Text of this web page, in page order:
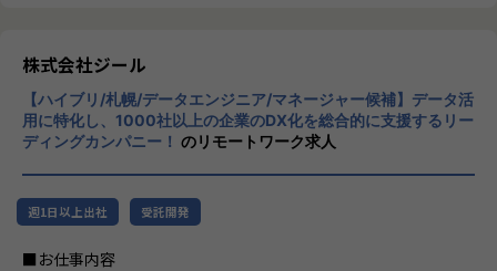
◎募集背景
現在案件数も増加傾向にあり、チームメンバーの増員へ向け
て一緒に働く仲間を募集しております。
特にゼロトラストセキュリティに特化した事業に取り組んで
豊富なため、ゼロトラストセキュリティ案件のPM/PL経験も
養う事が可能です。
常に最新の情報をキャッチアップし、学習意欲が高く、積極
ズに応えるため、私たちは「プロフェッショ
ナルサービスの大衆化」をミッションとして
掲げております。高い専門性を持った技術
力、深い経験から得られた多様性のある高度
な分析力をハイクオリティ＆ローコストで提
供することで、企業の競争優位確保に貢献す
ることを私たちは使命としております。
株式会社ジール
【ハイブリ/札幌/データエンジニア/マネージャー候補】データ活
用に特化し、1000社以上の企業のDX化を総合的に支援するリー
ディングカンパニー！ のリモートワーク求人
週1日以上出社 受託開発
■お仕事内容